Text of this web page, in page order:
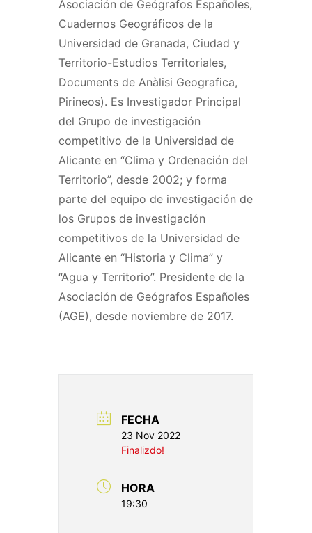
Asociación de Geógrafos Españoles,
Cuadernos Geográficos de la
Universidad de Granada, Ciudad y
Territorio-Estudios Territoriales,
Documents de Anàlisi Geografica,
Pirineos). Es Investigador Principal
del Grupo de investigación
competitivo de la Universidad de
Alicante en “Clima y Ordenación del
Territorio”, desde 2002; y forma
parte del equipo de investigación de
los Grupos de investigación
competitivos de la Universidad de
Alicante en “Historia y Clima” y
“Agua y Territorio”. Presidente de la
Asociación de Geógrafos Españoles
(AGE), desde noviembre de 2017.
FECHA
23 Nov 2022
Finalizdo!
HORA
19:30